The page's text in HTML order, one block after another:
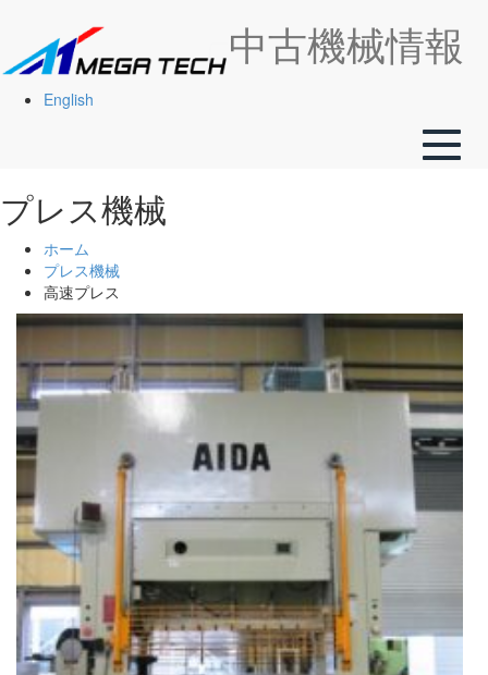
中古機械情報
English
Toggle
プレス機械
ホーム
プレス機械
高速プレス